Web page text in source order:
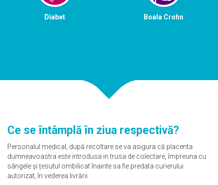
Diabet Boala Crohn
Ce se întâmplă în ziua respectivă?
Personalul medical, după recoltare se va asigura că placenta
dumneavoastra este introdusa in trusa de colectare, împreuna cu
sângele și țesutul ombilicat înainte sa fie predata curierului
autorizat, în vederea livrării.